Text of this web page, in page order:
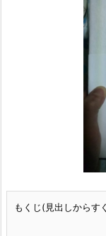
もくじ(見出しからす